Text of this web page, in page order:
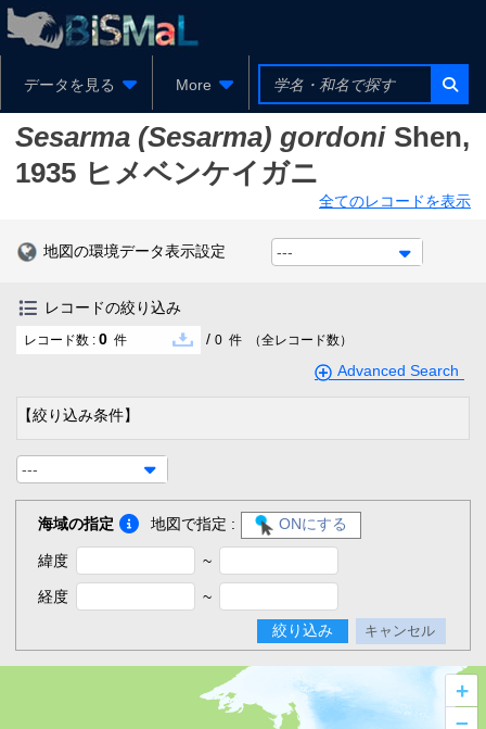
データを見る More
Sesarma (Sesarma) gordoni Shen,
1935 ヒメベンケイガニ
全てのレコードを表示
地図の環境データ表示設定 ---
レコードの絞り込み
レコード数 : 0 件 / 0 件 （全レコード数）
Advanced Search
【絞り込み条件】
---
海域の指定 地図で指定 : ONにする
緯度 ~
経度
~
絞り込み
キャンセル
+
–